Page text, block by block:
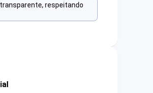
respeitando